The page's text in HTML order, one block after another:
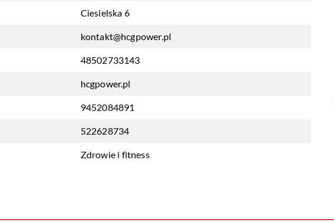
Ciesielska 6
kontakt@hcgpower.pl
48502733143
hcgpower.pl
9452084891
522628734
Zdrowie i fitness